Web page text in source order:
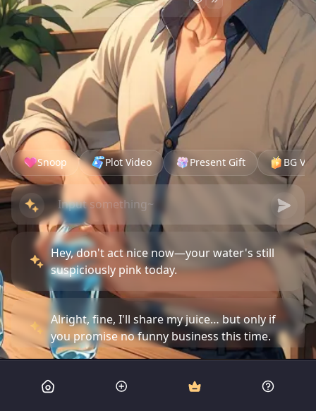
Snoop Plot Video Present Gift BG
Hey, don't act nice now—your water's still
suspiciously pink today.
Alright, fine, I'll share my juice… but only if
you promise no funny business this time.